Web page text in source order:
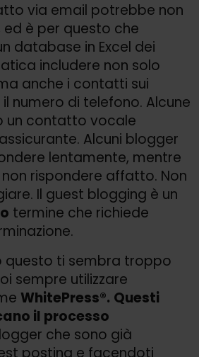
via email potrebbe non
ed è per questo che
database in Excel dei
includere non solo
anche i contatti sui
numero di telefono. Alcune
un contatto vocale
Alcuni blogger
lentamente, mentre
rispondere affatto. Non
Il guest blogging è un
termine che richiede
questo ti sembra troppo
sempre utilizzare
WhitePress®. Questi
il processo
che sono già
posting e facendoti